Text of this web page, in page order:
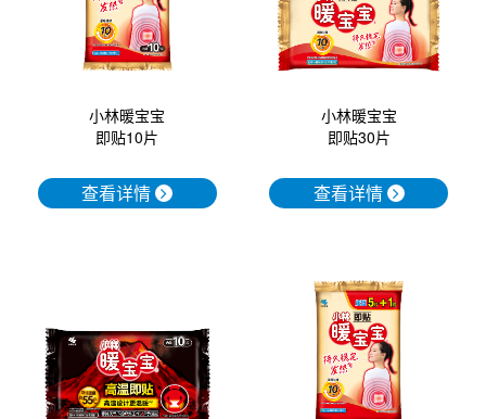
小林暖宝宝
即贴10片
查看详情
小林暖宝宝
即贴30片
查看详情